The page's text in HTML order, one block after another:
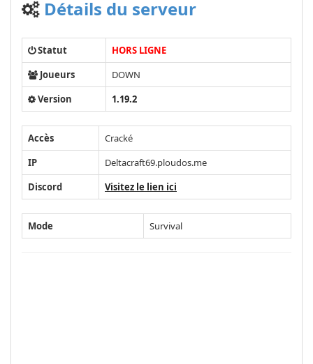
Détails du serveur
Statut
HORS LIGNE
Joueurs
DOWN
Version
1.19.2
Accès
Cracké
IP
Deltacraft69.ploudos.me
Discord
Visitez le lien ici
Mode Survival